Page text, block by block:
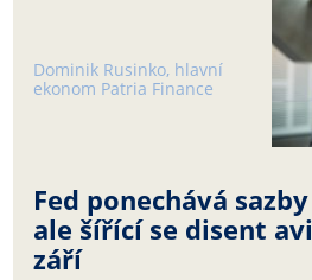
Dominik Rusinko, hlavní
ekonom Patria Finance
Fed ponechává
ale šířící se disent
září